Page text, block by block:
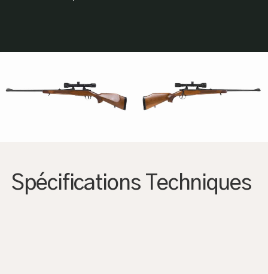
AGRANDIR AGRANDIR
Spécifications Techniques